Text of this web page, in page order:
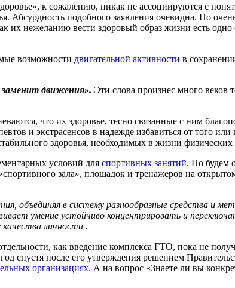
к сожалению, никак не ассоциируются с
Абсурдность подобного заявления очевидна. Но
их нежеланию вести здоровый образ жизни есть
возможности двигательной активности в
движения». Эти слова произнес много веков
что их здоровье, тесно связанные с ним
и экстрасенсов в надежде избавиться от того
здоровья, необходимых в жизни физических
условий для спортивных занятий. Но будем
зала», площадок и тренажеров на
объединяя в систему разнообразные средства и
умение устойчиво концентрировать и
личности .
как введение комплекса ГТО, пока не
спустя после его утверждения решением
организациях. А на вопрос «Знаете ли вы